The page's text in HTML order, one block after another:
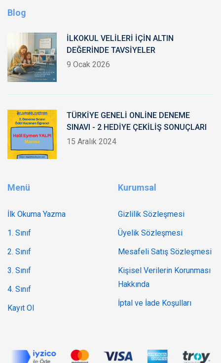
Blog
İLKOKUL VELİLERİ İÇİN ALTIN
DEĞERİNDE TAVSİYELER
9 Ocak 2026
TÜRKİYE GENELİ ONLİNE DENEME
SINAVI - 2 HEDİYE ÇEKİLİŞ SONUÇLARI
15 Aralık 2024
Menü
İlk Okuma Yazma
1. Sınıf
2. Sınıf
3. Sınıf
4. Sınıf
Kayıt Ol
Kurumsal
Gizlilik Sözleşmesi
Üyelik Sözleşmesi
Mesafeli Satış Sözleşmesi
Kişisel Verilerin Korunması
Hakkında
İptal ve İade Koşulları